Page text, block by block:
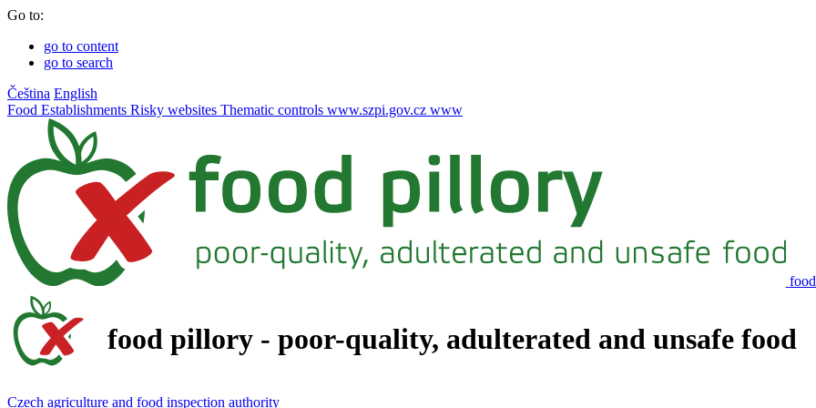
Go to:
go to content
go to search
Čeština English
Food Establishments Risky websites Thematic controls www.szpi.gov.cz www
food pillory - poor-quality, adulterated and unsafe food
Czech agriculture and food inspection authority